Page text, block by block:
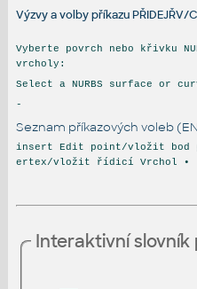
Výzvy a volby příkazu PŘIDEJŘV/
Vyberte povrch nebo křivku
vrcholy:
Select a NURBS surface or
-
Seznam příkazových voleb
insert Edit point/vložit bod
ertex/vložit řídicí Vrchol •
Interaktivní slovník